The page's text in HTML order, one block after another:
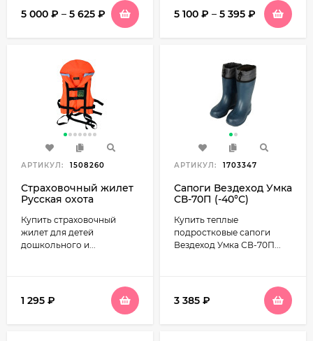
5 000 ₽ – 5 625 ₽ 5 100 ₽ – 5 395 ₽
АРТИКУЛ: 1508260
Страховочный жилет
Русская охота
Купить страховочный
жилет для детей
дошкольного и...
1 295 ₽
АРТИКУЛ: 1703347
Сапоги Вездеход Умка
СВ-70П (-40°С)
Купить теплые
подростковые сапоги
Вездеход Умка СВ-70П...
3 385 ₽